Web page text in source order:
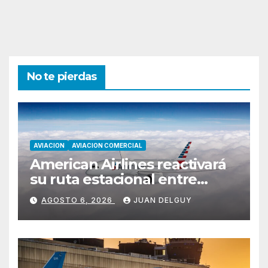
No te pierdas
AVIACION AVIACION COMERCIAL
American Airlines reactivará
su ruta estacional entre
Miami y Montevideo con
vuelos diarios
AGOSTO 6, 2026 JUAN DELGUY